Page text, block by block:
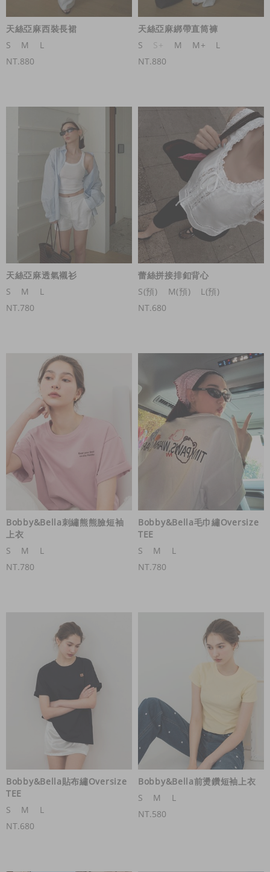
天絲亞麻西裝長裙
S
M
L
NT.880
天絲亞麻綁帶直筒褲
S
S+ M M+
L
NT.880
天絲亞麻透氣襯衫
S
M
L
NT.780
蕾絲拼接排釦背心
S(預)
M(預)
L(預)
NT.680
Bobby&Bella刺繡熊熊臉短袖
上衣
S
M
L
NT.780
Bobby&Bella毛巾繡Oversize
TEE
S
M
L
NT.780
Bobby&Bella貼布繡Oversize
TEE
S
M
L
NT.680
Bobby&Bella前燙鑽短袖上衣
S
M
L
NT.580